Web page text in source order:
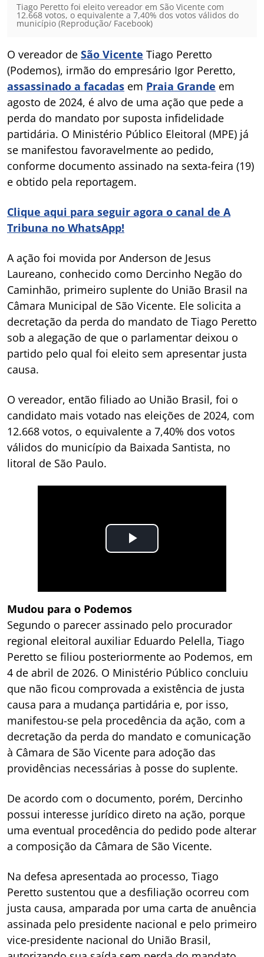
Tiago Peretto foi eleito vereador em São Vicente com
12.668 votos, o equivalente a 7,40% dos votos válidos do
município (Reprodução/ Facebook)
O vereador de São Vicente Tiago Peretto
(Podemos), irmão do empresário Igor Peretto,
assassinado a facadas em Praia Grande em
agosto de 2024, é alvo de uma ação que pede a
perda do mandato por suposta infidelidade
partidária. O Ministério Público Eleitoral (MPE) já
se manifestou favoravelmente ao pedido,
conforme documento assinado na sexta-feira (19)
e obtido pela reportagem.
Clique aqui para seguir agora o canal de A
Tribuna no WhatsApp!
A ação foi movida por Anderson de Jesus
Laureano, conhecido como Dercinho Negão do
Caminhão, primeiro suplente do União Brasil na
Câmara Municipal de São Vicente. Ele solicita a
decretação da perda do mandato de Tiago Peretto
sob a alegação de que o parlamentar deixou o
partido pelo qual foi eleito sem apresentar justa
causa.
O vereador, então filiado ao União Brasil, foi o
candidato mais votado nas eleições de 2024, com
12.668 votos, o equivalente a 7,40% dos votos
válidos do município da Baixada Santista, no
litoral de São Paulo.
Mudou para o Podemos
Segundo o parecer assinado pelo procurador
regional eleitoral auxiliar Eduardo Pelella, Tiago
Peretto se filiou posteriormente ao Podemos, em
4 de abril de 2026. O Ministério Público concluiu
que não ficou comprovada a existência de justa
causa para a mudança partidária e, por isso,
manifestou-se pela procedência da ação, com a
decretação da perda do mandato e comunicação
à Câmara de São Vicente para adoção das
providências necessárias à posse do suplente.
De acordo com o documento, porém, Dercinho
possui interesse jurídico direto na ação, porque
uma eventual procedência do pedido pode alterar
a composição da Câmara de São Vicente.
Na defesa apresentada ao processo, Tiago
Peretto sustentou que a desfiliação ocorreu com
justa causa, amparada por uma carta de anuência
assinada pelo presidente nacional e pelo primeiro
vice-presidente nacional do União Brasil,